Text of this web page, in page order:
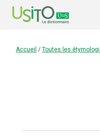
Accueil / Toutes les